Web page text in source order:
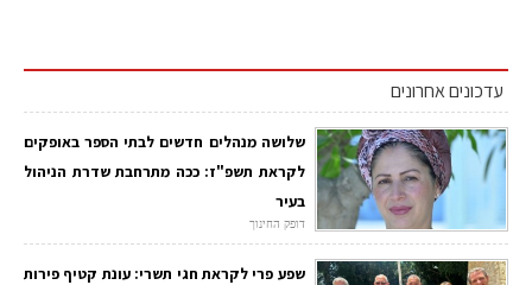
עדכונים אחרונים
שלושה מנהלים חדשים לבתי הספר באופקים
לקראת תשפ"ז: ככה מתרחבת שדרת הניהול
בעיר
דופק החינוך
שפע פרי לקראת חגי תשרי: עונת קטיף פירות